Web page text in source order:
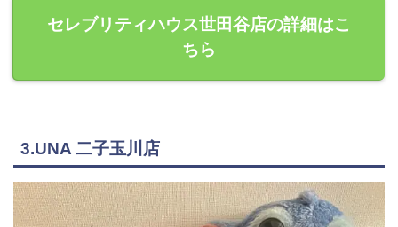
セレブリティハウス世田谷店の詳細はこ
ちら
3.UNA 二子玉川店